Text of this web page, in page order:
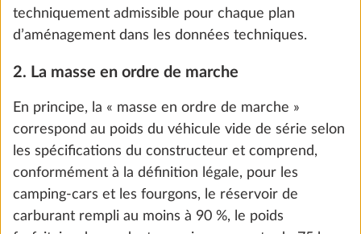
Augmentation de la MMTA à 1.800 kg
techniquement admissible pour chaque plan
d’aménagement dans les données techniques.
2. La masse en ordre de marche
En principe, la « masse en ordre de marche »
correspond au poids du véhicule vide de série selon
les spécifications du constructeur et comprend,
conformément à la définition légale, pour les
camping-cars et les fourgons, le réservoir de
carburant rempli au moins à 90 %, le poids